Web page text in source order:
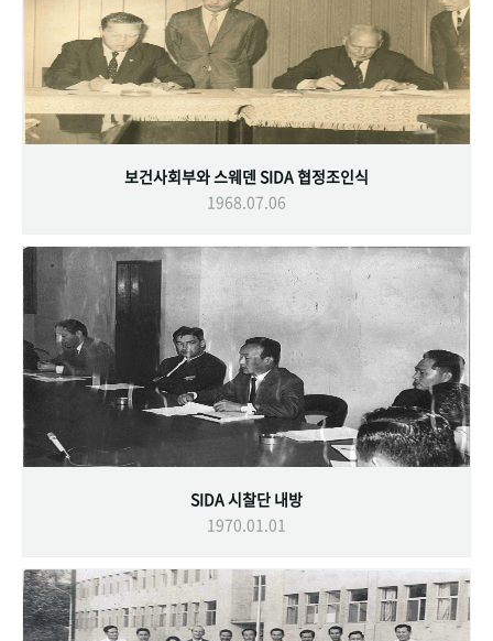
보건사회부와 스웨덴 SIDA 협정조인식
1968.07.06
SIDA 시찰단 내방
1970.01.01